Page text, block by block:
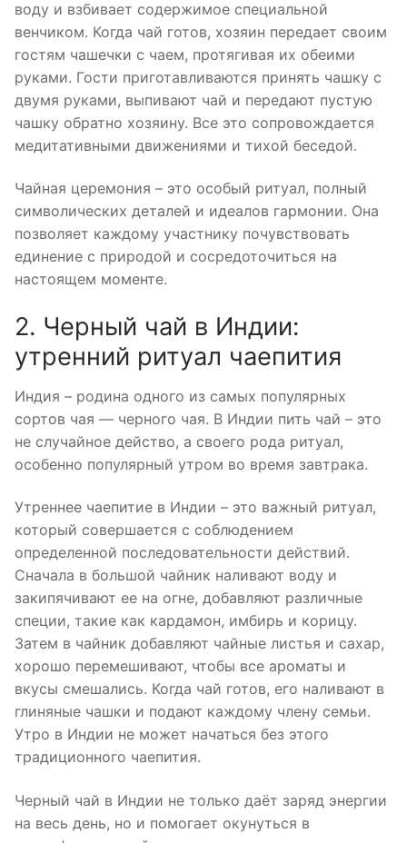
воду и взбивает содержимое специальной
венчиком. Когда чай готов, хозяин передает своим
гостям чашечки с чаем, протягивая их обеими
руками. Гости приготавливаются принять чашку с
двумя руками, выпивают чай и передают пустую
чашку обратно хозяину. Все это сопровождается
медитативными движениями и тихой беседой.
Чайная церемония – это особый ритуал, полный
символических деталей и идеалов гармонии. Она
позволяет каждому участнику почувствовать
единение с природой и сосредоточиться на
настоящем моменте.
2. Черный чай в Индии:
утренний ритуал чаепития
Индия – родина одного из самых популярных
сортов чая — черного чая. В Индии пить чай – это
не случайное действо, а своего рода ритуал,
особенно популярный утром во время завтрака.
Утреннее чаепитие в Индии – это важный ритуал,
который совершается с соблюдением
определенной последовательности действий.
Сначала в большой чайник наливают воду и
закипячивают ее на огне, добавляют различные
специи, такие как кардамон, имбирь и корицу.
Затем в чайник добавляют чайные листья и сахар,
хорошо перемешивают, чтобы все ароматы и
вкусы смешались. Когда чай готов, его наливают в
глиняные чашки и подают каждому члену семьи.
Утро в Индии не может начаться без этого
традиционного чаепития.
Черный чай в Индии не только даёт заряд энергии
на весь день, но и помогает окунуться в